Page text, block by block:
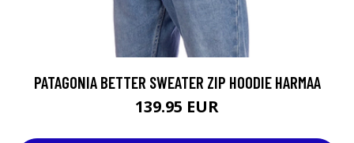
PATAGONIA BETTER SWEATER ZIP HOODIE HARMAA
139.95 EUR